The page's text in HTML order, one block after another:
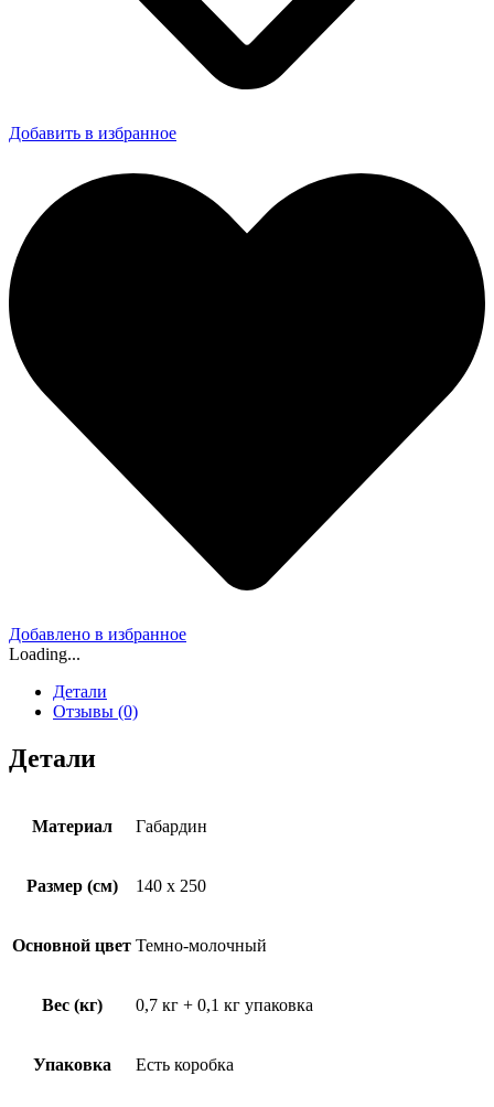
Добавить в избранное
Добавлено в избранное
Loading...
Детали
Отзывы (0)
Детали
Материал Габардин
Размер (см) 140 x 250
Основной цвет Темно-молочный
Вес (кг) 0,7 кг + 0,1 кг упаковка
Упаковка Есть коробка